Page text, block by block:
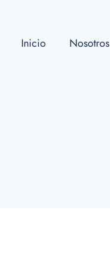
Inicio Nosotros